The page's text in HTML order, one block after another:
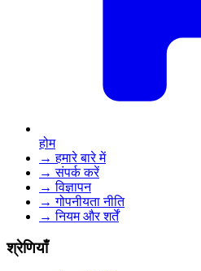
होम
→ हमारे बारे में
→ संपर्क करें
→ विज्ञापन
→ गोपनीयता नीति
→ नियम और शर्तें
श्रेणियाँ